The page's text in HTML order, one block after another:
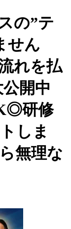
の”テ
せん
れを払
開中
研修
しま
無理な